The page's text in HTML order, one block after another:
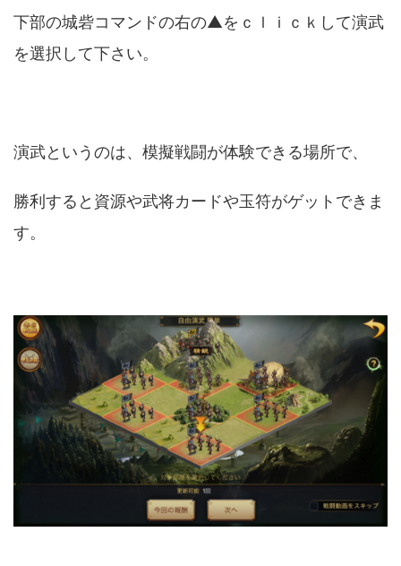
下部の城砦コマンドの右の▲をｃｌｉｃｋして演武
を選択して下さい。
演武というのは、模擬戦闘が体験できる場所で、
勝利すると資源や武将カードや玉符がゲットできま
す。